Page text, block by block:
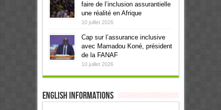
faire de l’inclusion assurantielle
une réalité en Afrique
10 juillet 2026
Cap sur l’assurance inclusive
avec Mamadou Koné, président
de la FANAF
10 juillet 2026
English informations